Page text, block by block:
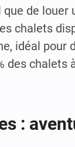
de louer
chalets
idéal pour
chalets
: